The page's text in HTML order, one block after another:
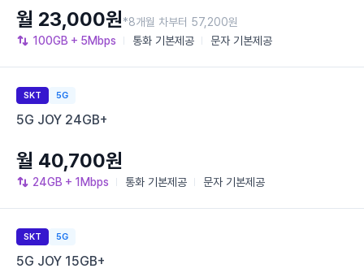
100GB + 5Mbps 통화 기본제공 문자 기본제공
월 23,000원*8개월 차부터 57,200원
SKT 5G
5G JOY 24GB+
24GB + 1Mbps 통화 기본제공 문자 기본제공
월 40,700원
SKT 5G
5G JOY 15GB+